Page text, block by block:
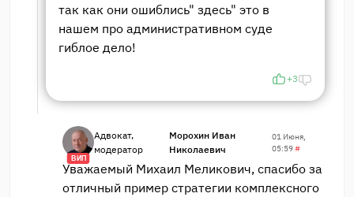
так как они ошиблись" здесь" это в
нашем про административном суде
гиблое дело!
+3
ВИП
Адвокат,
модератор
Морохин Иван
Николаевич
01 Июня,
05:59#
Уважаемый Михаил Меликович, спасибо за
отличный пример стратегии комплексного